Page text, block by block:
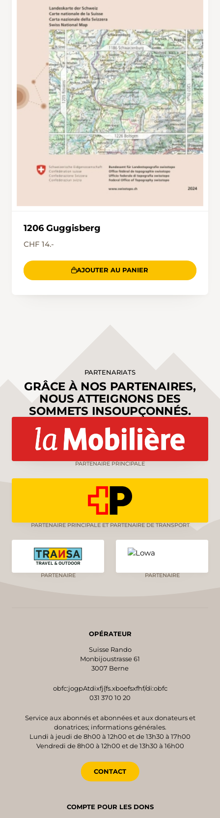
1206 Guggisberg
CHF 14.-
AJOUTER AU PANIER
PARTENARIATS
GRÂCE À NOS PARTENAIRES,
NOUS ATTEIGNONS DES
SOMMETS INSOUPÇONNÉS.
PARTENAIRE PRINCIPALE
PARTENAIRE PRINCIPALE ET PARTENAIRE DE TRANSPORT
PARTENAIRE PARTENAIRE
OPÉRATEUR
Suisse Rando
Monbijoustrasse 61
3007 Berne
obfc:jogpAtdixfj{fs.xboefsxfhf/di:obfc
031 370 10 20
Service aux abonnés et abonnées et aux donateurs et
donatrices; informations générales.
Lundi à jeudi de 8h00 à 12h00 et de 13h30 à 17h00
Vendredi de 8h00 à 12h00 et de 13h30 à 16h00
CONTACT
COMPTE POUR LES DONS